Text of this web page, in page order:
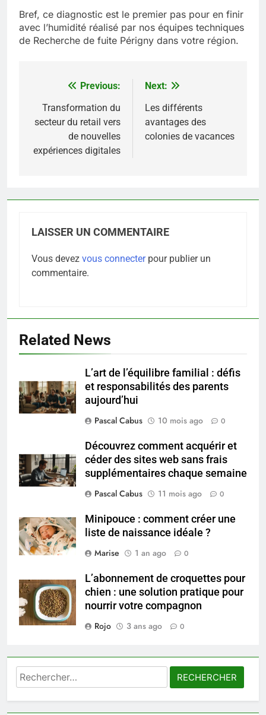
Bref, ce diagnostic est le premier pas pour en finir
avec l’humidité réalisé par nos équipes techniques
de Recherche de fuite Périgny dans votre région.
Navigation
de
l’article
Previous:
Transformation du
secteur du retail vers
de nouvelles
expériences digitales
Next:
Les différents
avantages des
colonies de vacances
LAISSER UN COMMENTAIRE
Vous devez vous connecterpour publier un
commentaire.
Related News
L’art de l’équilibre familial : défis
et responsabilités des parents
aujourd’hui
Pascal Cabus
10 mois ago 0
Découvrez comment acquérir et
céder des sites web sans frais
supplémentaires chaque semaine
Pascal Cabus
11 mois ago 0
Minipouce : comment créer une
liste de naissance idéale ?
Marise
1 an ago 0
L’abonnement de croquettes pour
chien : une solution pratique pour
nourrir votre compagnon
Rojo
3 ans ago 0
Rechercher :
Les secrets révélés pour une
peau éclatante grâce à The
Ordinary
SANTÉ
6
Prévenir les chutes chez les
exercices
7
Voyance à La Rochelle : où
sérieux à un tarif juste ?
BIEN ÊTRE
8
Sclérose en plaques et
femmes enceintes doivent
connaître
SANTÉ
1